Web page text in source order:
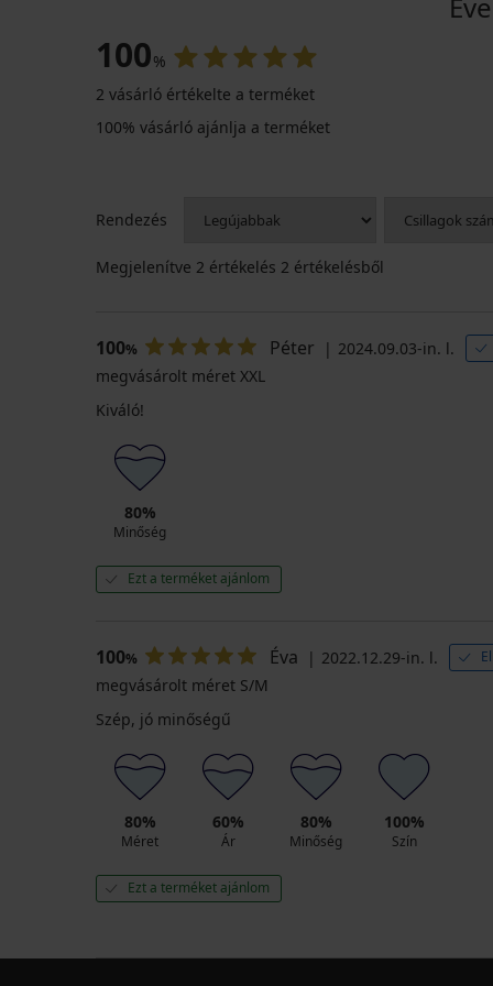
100%
2 vásárló értékelte a terméket
100% vásárló ajánlja a terméket
Rendezés
Megjelenítve 2 értékelés 2 értékelésből
100% Péter 2024.09.03-in. l.
megvásárolt méret XXL
Kiváló!
80%
Minőség
Ezt a terméket ajánlom
100% Éva 2022.12.29-in. l.
megvásárolt méret S/M
Szép, jó minőségű
80%
Méret
60%
Ár
80%
Minőség
100%
Szín
Ezt a terméket ajánlom